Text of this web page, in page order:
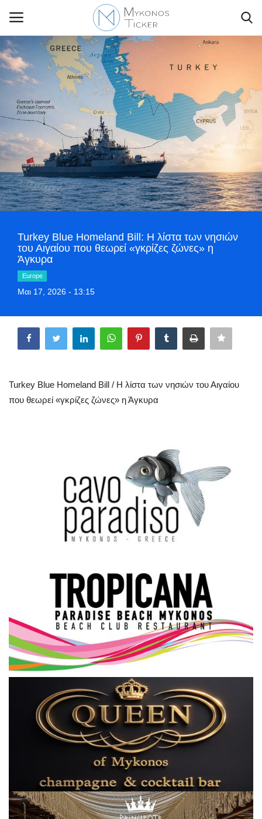
Politique
Business
Travel
World
Greece
Style Adorés
Arts & Culture
Science & Tech
Aegean Islands
Σεβασμιώτατος Δωρόθεος Β’
Cost Of Living Crisis
Opinion + Analysis
L’Art des Sens
All News
Elections 2023
Turkey Blue Homeland Bill: Η λίστα των νησιών
του Αιγαίου που θεωρεί «γκρίζες ζώνες» η
Άγκυρα
Europe
Μαι 17, 2026 - 13:15
Turkey Blue Homeland Bill / Η λίστα των νησιών του Αιγαίου
που θεωρεί «γκρίζες ζώνες» η Άγκυρα